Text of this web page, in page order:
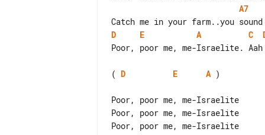
A7
D E A C
Poor, poor me, me-Israelite. Aah
( D E A )
Poor, poor me, me-Israelite
Poor, poor me, me-Israelite